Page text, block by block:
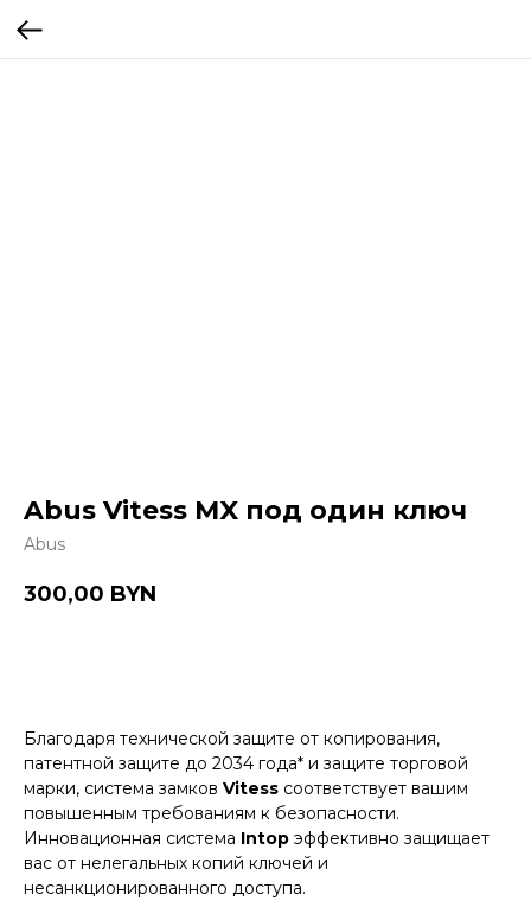
Abus Vitess MX под один ключ
Abus
300,00 BYN
Благодаря технической защите от копирования,
патентной защите до 2034 года* и защите торговой
марки, система замков Vitess соответствует вашим
повышенным требованиям к безопасности.
Инновационная система Intop эффективно защищает
вас от нелегальных копий ключей и
несанкционированного доступа.